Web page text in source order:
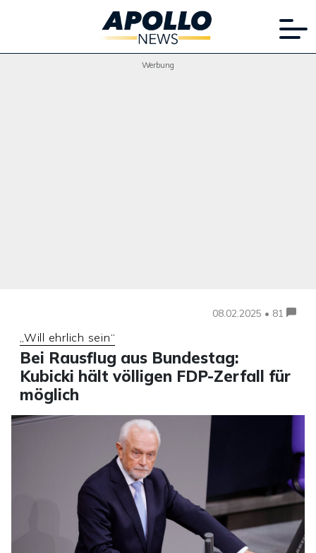
Werbung
08.02.2025 • 81
„Will ehrlich sein“
Bei Rausflug aus Bundestag:
Kubicki hält völligen FDP-Zerfall für
möglich